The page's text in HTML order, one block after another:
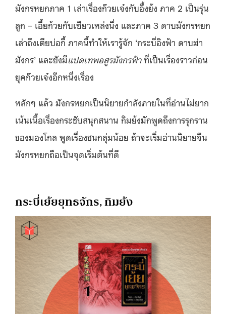
มังกรหยกภาค 1 เล่าเรื่องก๊วยเจ๋งกับอึ้งย้ง ภาค 2 เป็นรุ่น
ลูก – เอี้ยก้วยกับเซียวเหล่งนึ่ง และภาค 3 ดาบมังกรหยก
เล่าถึงเตียบ่อกี้ ภาคนี้ทำให้เรารู้จัก ‘กระบี่อิงฟ้า ดาบฆ่า
มังกร’ และยังมีแปดเทพอสูรมังกรฟ้าที่เป็นเรื่องราวก่อน
ยุคก๊วยเจ๋งอีกหนึ่งเรื่อง
หลักๆ แล้ว มังกรหยกเป็นนิยายกำลังภายในที่อ่านไม่ยาก
เน้นเนื้อเรื่องกระชับสนุกสนาน กิมย้งมักพูดถึงการรุกราน
ของมองโกล พูดเรื่องชนกลุ่มน้อย ถ้าจะเริ่มอ่านนิยายจีน
มังกรหยกถือเป็นจุดเริ่มต้นที่ดี
กระบี่เย้ยยุทธจักร, กิมย้ง